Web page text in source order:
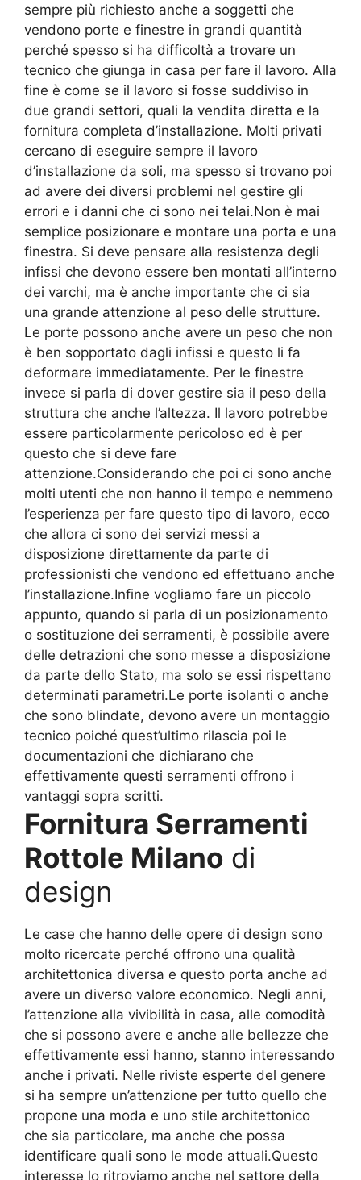
sempre più richiesto anche a soggetti che
vendono porte e finestre in grandi quantità
perché spesso si ha difficoltà a trovare un
tecnico che giunga in casa per fare il lavoro. Alla
fine è come se il lavoro si fosse suddiviso in
due grandi settori, quali la vendita diretta e la
fornitura completa d’installazione. Molti privati
cercano di eseguire sempre il lavoro
d’installazione da soli, ma spesso si trovano poi
ad avere dei diversi problemi nel gestire gli
errori e i danni che ci sono nei telai.Non è mai
semplice posizionare e montare una porta e una
finestra. Si deve pensare alla resistenza degli
infissi che devono essere ben montati all’interno
dei varchi, ma è anche importante che ci sia
una grande attenzione al peso delle strutture.
Le porte possono anche avere un peso che non
è ben sopportato dagli infissi e questo li fa
deformare immediatamente. Per le finestre
invece si parla di dover gestire sia il peso della
struttura che anche l’altezza. Il lavoro potrebbe
essere particolarmente pericoloso ed è per
questo che si deve fare
attenzione.Considerando che poi ci sono anche
molti utenti che non hanno il tempo e nemmeno
l’esperienza per fare questo tipo di lavoro, ecco
che allora ci sono dei servizi messi a
disposizione direttamente da parte di
professionisti che vendono ed effettuano anche
l’installazione.Infine vogliamo fare un piccolo
appunto, quando si parla di un posizionamento
o sostituzione dei serramenti, è possibile avere
delle detrazioni che sono messe a disposizione
da parte dello Stato, ma solo se essi rispettano
determinati parametri.Le porte isolanti o anche
che sono blindate, devono avere un montaggio
tecnico poiché quest’ultimo rilascia poi le
documentazioni che dichiarano che
effettivamente questi serramenti offrono i
vantaggi sopra scritti.
Fornitura Serramenti
Rottole Milano di
design
Le case che hanno delle opere di design sono
molto ricercate perché offrono una qualità
architettonica diversa e questo porta anche ad
avere un diverso valore economico. Negli anni,
l’attenzione alla vivibilità in casa, alle comodità
che si possono avere e anche alle bellezze che
effettivamente essi hanno, stanno interessando
anche i privati. Nelle riviste esperte del genere
si ha sempre un’attenzione per tutto quello che
propone una moda e uno stile architettonico
che sia particolare, ma anche che possa
identificare quali sono le mode attuali.Questo
interesse lo ritroviamo anche nel settore della